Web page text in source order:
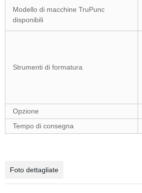
Modello di macchine TruPunc
disponibili
Strumenti di formatura
Opzione
Tempo di consegna
Foto dettagliate